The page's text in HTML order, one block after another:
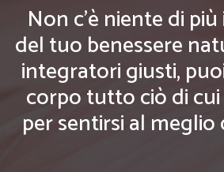
Non c'è niente di
del tuo benessere
integratori giusti,
corpo tutto ciò di
per sentirsi al